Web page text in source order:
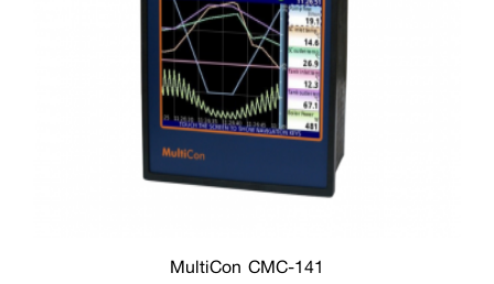
MultiCon CMC-141